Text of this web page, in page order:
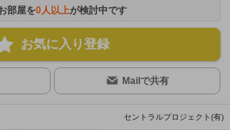
部屋を0人以上が検討中です
お気に入り登録
Mailで共有
セントラルプロジェクト(有)